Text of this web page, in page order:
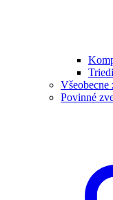
Všeobecne
Povinné